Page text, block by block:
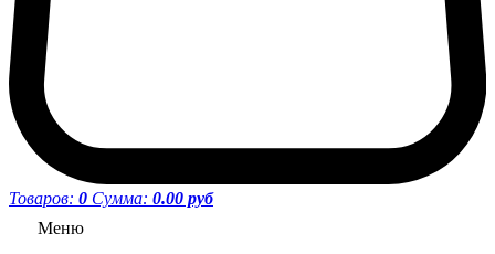
Товаров: 0 Сумма: 0.00 руб
Меню